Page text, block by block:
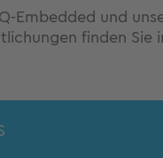
Embedded und
finden Sie